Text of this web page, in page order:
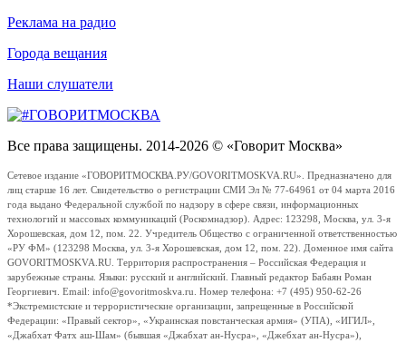
Реклама на радио
Города вещания
Наши слушатели
Все права защищены. 2014-2026 © «Говорит Москва»
Сетевое издание «ГОВОРИТМОСКВА.РУ/GOVORITMOSKVA.RU». Предназначено для
лиц старше 16 лет. Свидетельство о регистрации СМИ Эл № 77-64961 от 04 марта 2016
года выдано Федеральной службой по надзору в сфере связи, информационных
технологий и массовых коммуникаций (Роскомнадзор). Адрес: 123298, Москва, ул. 3-я
Хорошевская, дом 12, пом. 22. Учредитель Общество с ограниченной ответственностью
«РУ ФМ» (123298 Москва, ул. 3-я Хорошевская, дом 12, пом. 22). Доменное имя сайта
GOVORITMOSKVA.RU. Территория распространения – Российская Федерация и
зарубежные страны. Языки: русский и английский. Главный редактор Бабаян Роман
Георгиевич. Email: info@govoritmoskva.ru. Номер телефона: +7 (495) 950-62-26
*Экстремистские и террористические организации, запрещенные в Российской
Федерации: «Правый сектор», «Украинская повстанческая армия» (УПА), «ИГИЛ»,
«Джабхат Фатх аш-Шам» (бывшая «Джабхат ан-Нусра», «Джебхат ан-Нусра»),